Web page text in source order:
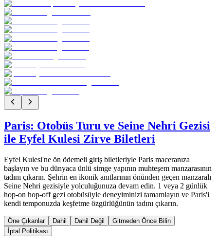
Paris: Otobüs Turu ve Seine Nehri Gezisi
ile Eyfel Kulesi Zirve Biletleri
Eyfel Kulesi'ne ön ödemeli giriş biletleriyle Paris maceranıza
başlayın ve bu dünyaca ünlü simge yapının muhteşem manzarasının
tadını çıkarın. Şehrin en ikonik anıtlarının önünden geçen manzaralı
Seine Nehri gezisiyle yolculuğunuza devam edin. 1 veya 2 günlük
hop-on hop-off gezi otobüsüyle deneyiminizi tamamlayın ve Paris'i
kendi temponuzda keşfetme özgürlüğünün tadını çıkarın.
Öne Çıkanlar Dahil Dahil Değil
Gitmeden Önce Bilin
İptal Politikası